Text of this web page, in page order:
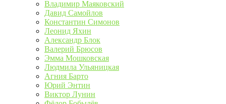
Владимир Маяковский
Давид Самойлов
Константин Симонов
Леонид Яхин
Александр Блок
Валерий Брюсов
Эмма Мошковская
Людмила Ульяницкая
Агния Барто
Юрий Энтин
Виктор Лунин